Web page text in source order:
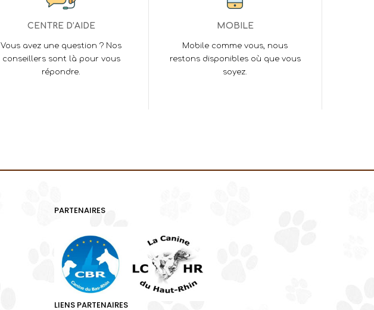
CENTRE D’AIDE
Vous avez une question ? Nos
conseillers sont là pour vous
répondre.
MOBILE
Mobile comme vous, nous
restons disponibles où que vous
soyez.
PARTENAIRES
LIENS PARTENAIRES